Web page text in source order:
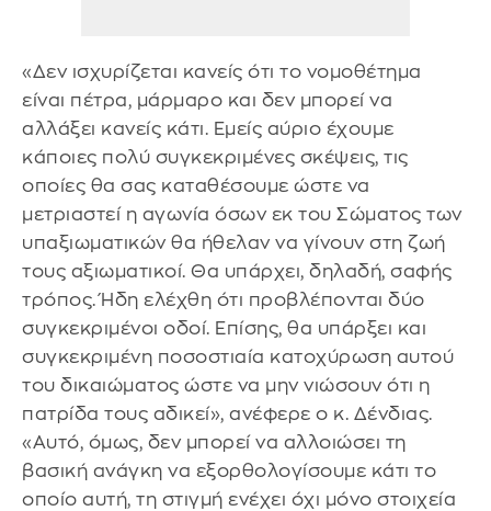
«Δεν ισχυρίζεται κανείς ότι το νομοθέτημα
είναι πέτρα, μάρμαρο και δεν μπορεί να
αλλάξει κανείς κάτι. Εμείς αύριο έχουμε
κάποιες πολύ συγκεκριμένες σκέψεις, τις
οποίες θα σας καταθέσουμε ώστε να
μετριαστεί η αγωνία όσων εκ του Σώματος των
υπαξιωματικών θα ήθελαν να γίνουν στη ζωή
τους αξιωματικοί. Θα υπάρχει, δηλαδή, σαφής
τρόπος. Ήδη ελέχθη ότι προβλέπονται δύο
συγκεκριμένοι οδοί. Επίσης, θα υπάρξει και
συγκεκριμένη ποσοστιαία κατοχύρωση αυτού
του δικαιώματος ώστε να μην νιώσουν ότι η
πατρίδα τους αδικεί», ανέφερε ο κ. Δένδιας.
«Αυτό, όμως, δεν μπορεί να αλλοιώσει τη
βασική ανάγκη να εξορθολογίσουμε κάτι το
οποίο αυτή, τη στιγμή ενέχει όχι μόνο στοιχεία